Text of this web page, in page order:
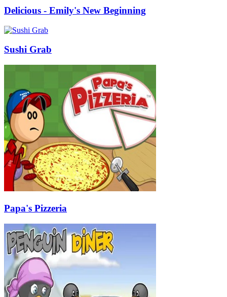
Delicious - Emily's New Beginning
Sushi Grab
Papa's Pizzeria